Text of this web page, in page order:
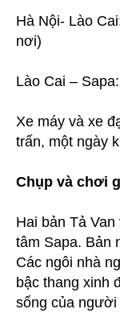
Hà Nội- Lào
nơi)
Lào Cai –
Xe máy và xe
trấn, một ngày
Chụp và chơi
Hai bản Tả
tâm Sapa. Bản
Các ngôi nhà
bậc thang xinh
sống của